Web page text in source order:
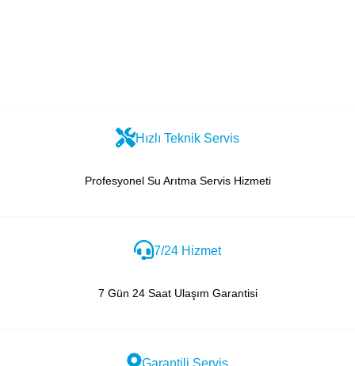
Hızlı Teknik Servis
Profesyonel Su Arıtma Servis Hizmeti
7/24 Hizmet
7 Gün 24 Saat Ulaşım Garantisi
Garantili Servis